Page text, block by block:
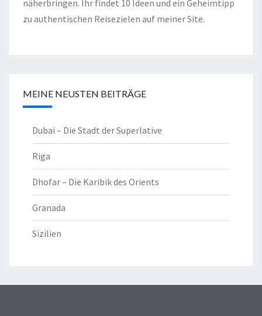
näherbringen. Ihr findet 10 Ideen und ein Geheimtipp
zu authentischen Reisezielen auf meiner Site.
MEINE NEUSTEN BEITRÄGE
Dubai – Die Stadt der Superlative
Riga
Dhofar – Die Karibik des Orients
Granada
Sizilien